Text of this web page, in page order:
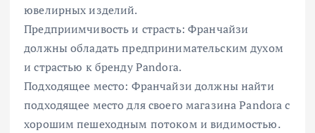
ювелирных изделий.
Предприимчивость и страсть: Франчайзи
должны обладать предпринимательским духом
и страстью к бренду Pandora.
Подходящее место: Франчайзи должны найти
подходящее место для своего магазина Pandora с
хорошим пешеходным потоком и видимостью.